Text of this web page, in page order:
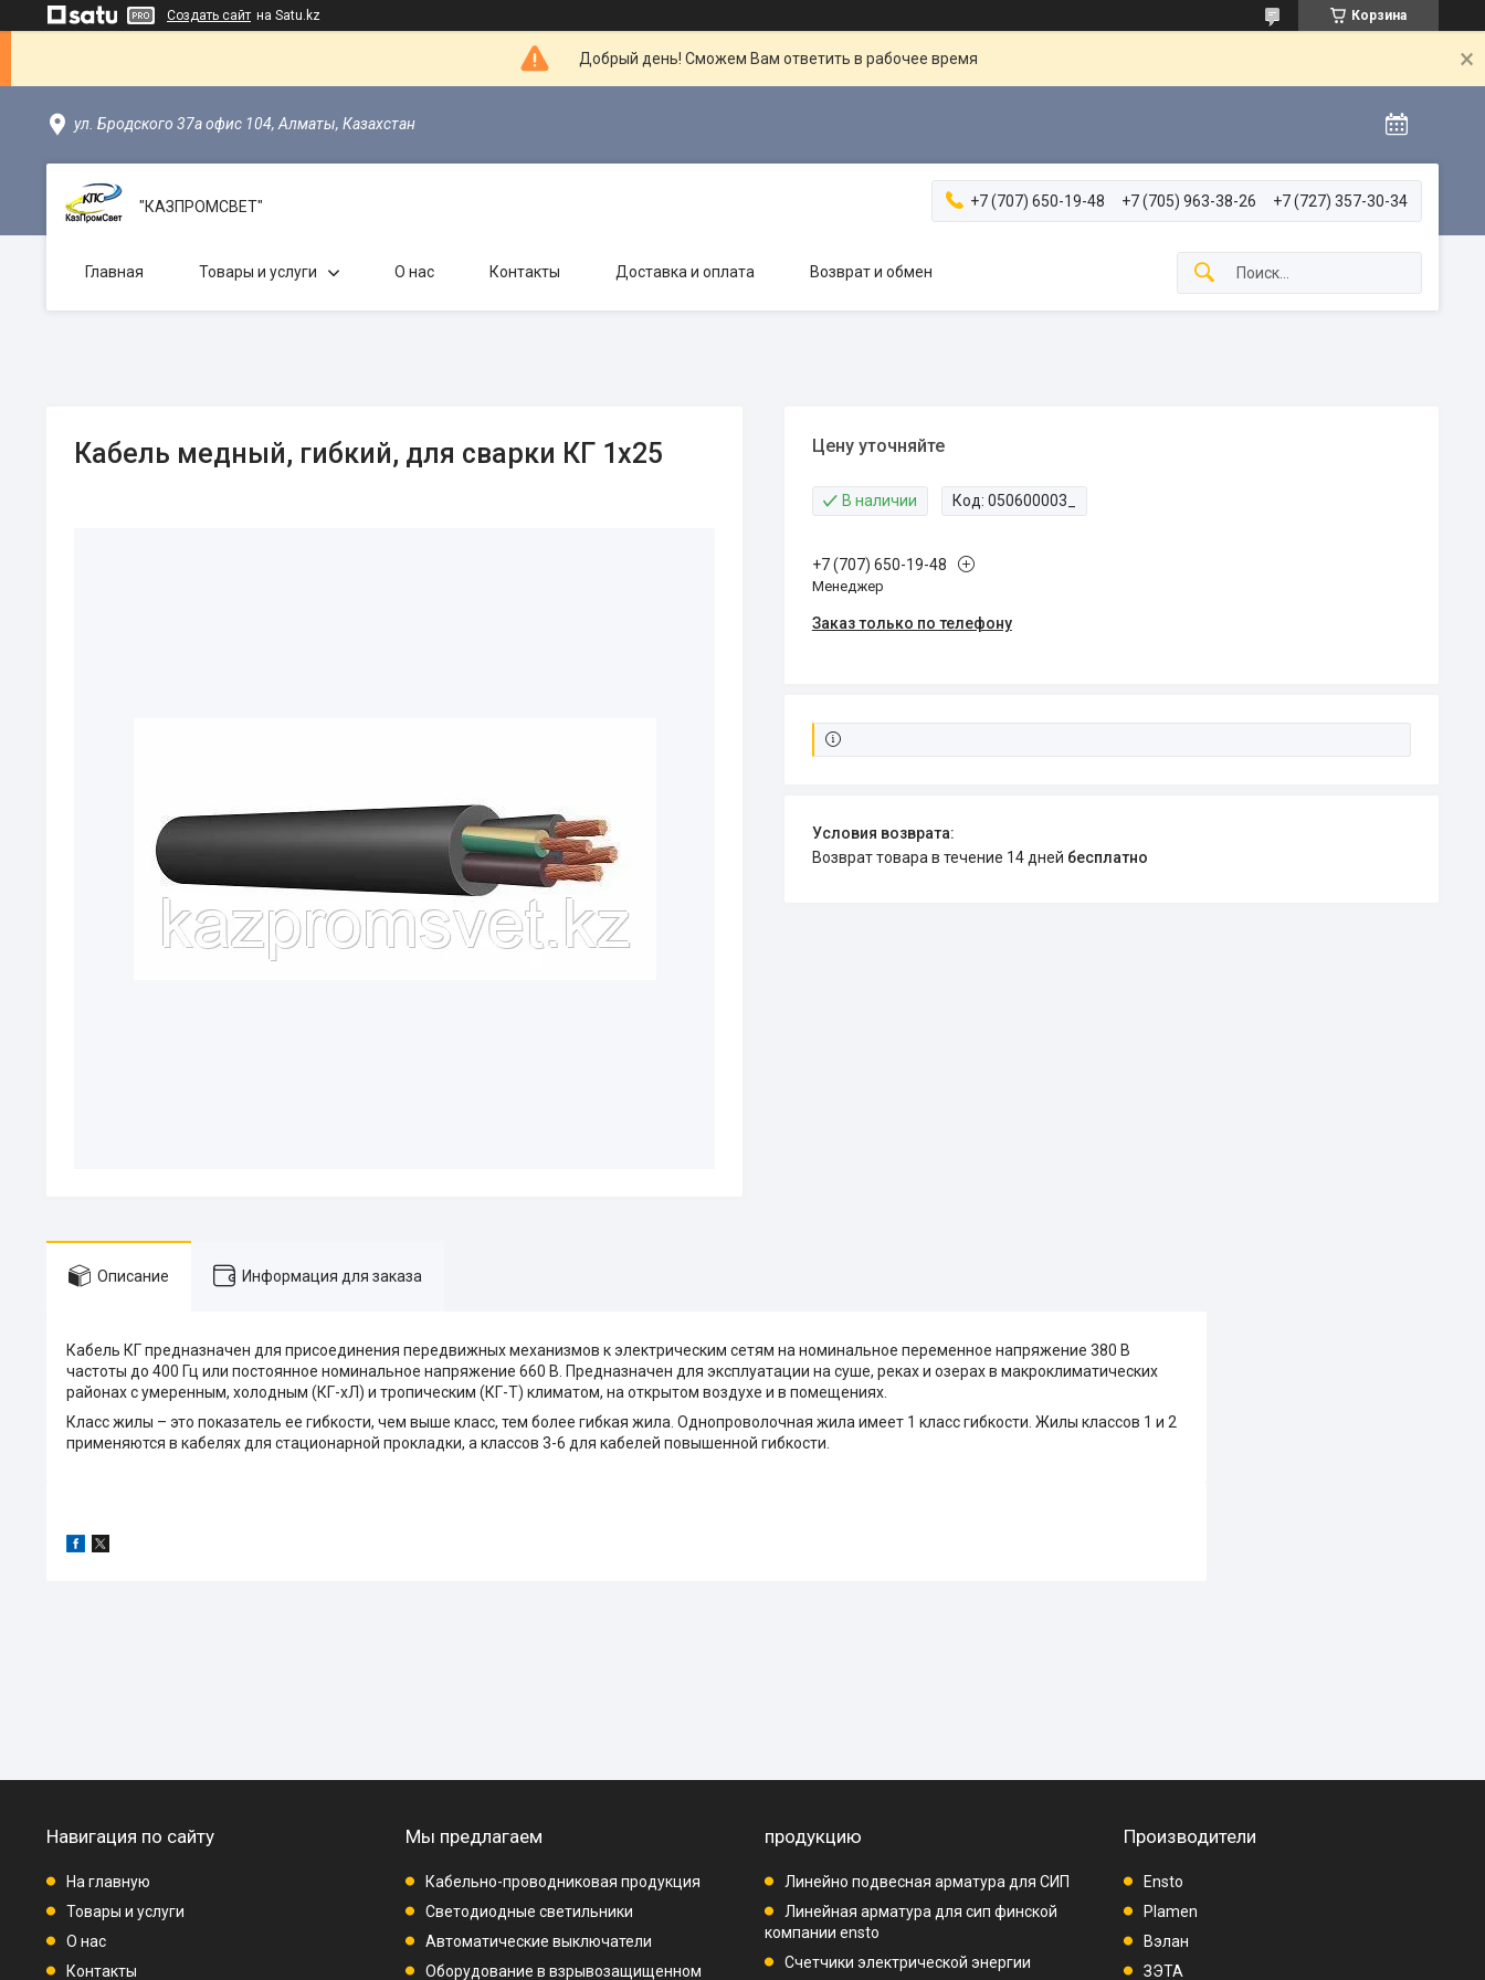
Создать сайт на Satu.kz Корзина
Добрый день! Сможем Вам ответить в рабочее время
ул. Бродского 37а офис 104, Алматы, Казахстан
"КАЗПРОМСВЕТ" +7 (707) 650-19-48 +7 (705) 963-38-26 +7 (727) 357-30-34
Главная Товары и услуги О нас Контакты Доставка и оплата Возврат и обмен
Кабель медный, гибкий, для сварки КГ 1х25 Цену уточняйте
В наличии Код: 050600003_
+7 (707) 650-19-48
Менеджер
Заказ только по телефону
возврат товара в течение 14 дней бесплатно
Описание Информация для заказа
Кабель КГ предназначен для присоединения передвижных механизмов к электрическим сетям на номинальное переменное напряжение 380 В
частоты до 400 Гц или постоянное номинальное напряжение 660 В. Предназначен для эксплуатации на суше, реках и озерах в макроклиматических
районах с умеренным, холодным (КГ-хЛ) и тропическим (КГ-Т) климатом, на открытом воздухе и в помещениях.
Класс жилы – это показатель ее гибкости, чем выше класс, тем более гибкая жила. Однопроволочная жила имеет 1 класс гибкости. Жилы классов 1 и 2
применяются в кабелях для стационарной прокладки, а классов 3-6 для кабелей повышенной гибкости.
Навигация по сайту
На главную
Товары и услуги
О нас
Контакты
Мы предлагаем
Кабельно-проводниковая продукция
Светодиодные светильники
Автоматические выключатели
Оборудование в взрывозащищенном
продукцию
Линейно подвесная арматура для СИП
Линейная арматура для сип финской
компании ensto
Счетчики электрической энергии
Производители
Ensto
Plamen
Вэлан
ЗЭТА